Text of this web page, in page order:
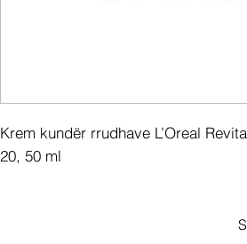
Krem kundër rrudhave L’Oreal
20, 50 ml